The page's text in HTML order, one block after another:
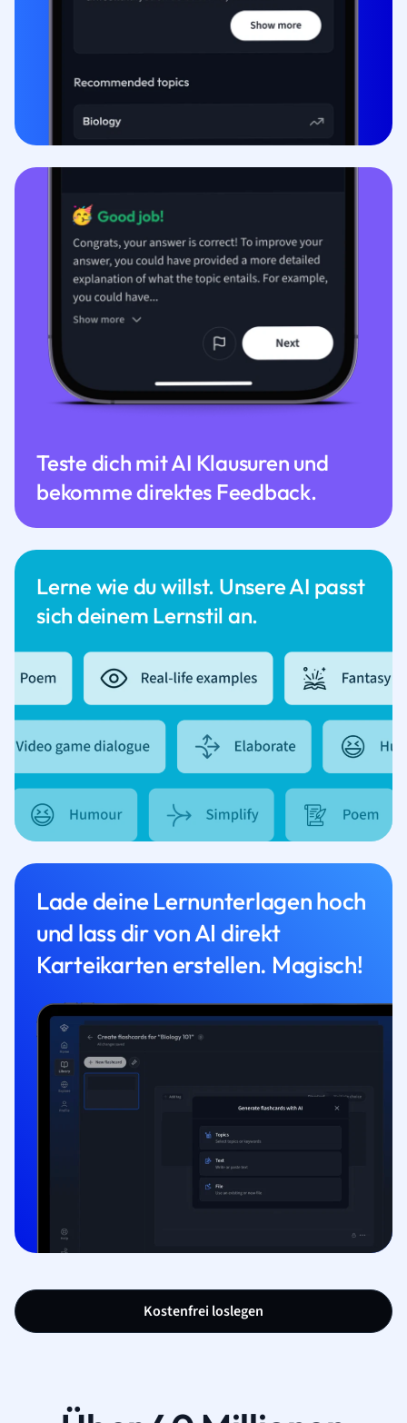
Lerne wie du willst. Unsere AI passt
sich deinem Lernstil an.
Teste dich mit AI Klausuren und
bekomme direktes Feedback.
Lade deine Lernunterlagen hoch
und lass dir von AI direkt
Karteikarten erstellen. Magisch!
Kostenfrei loslegen